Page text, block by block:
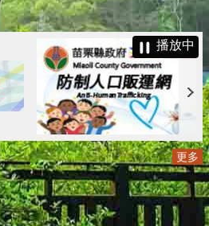
播放中
更多